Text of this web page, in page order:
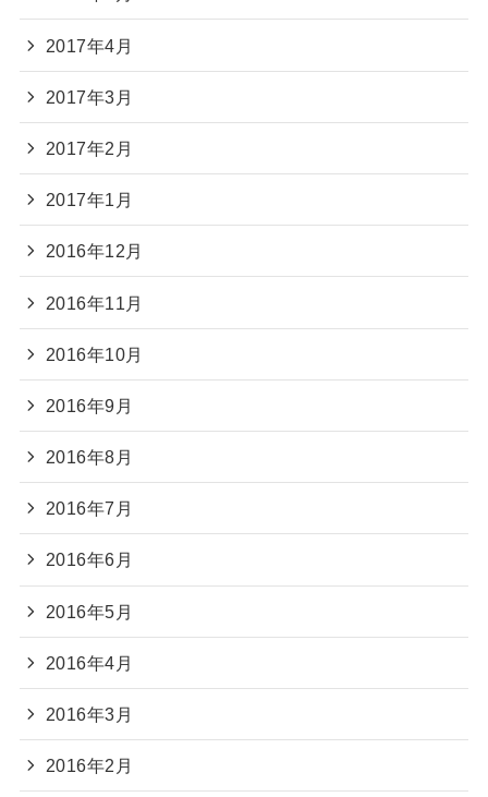
2017年4月
2017年3月
2017年2月
2017年1月
2016年12月
2016年11月
2016年10月
2016年9月
2016年8月
2016年7月
2016年6月
2016年5月
2016年4月
2016年3月
2016年2月